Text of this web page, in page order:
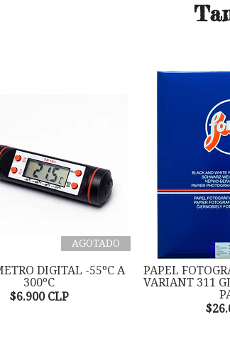
AGOTADO
DIGITAL -55ºC A
300ºC
$6.900 CLP
PAPEL
VARIANT 311